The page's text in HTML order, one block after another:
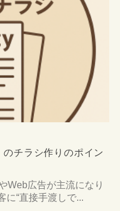
のチラシ作りのポイン
Web広告が主流になり
に“直接手渡しで...